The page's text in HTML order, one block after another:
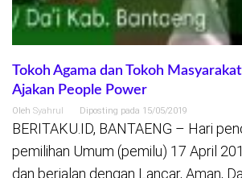
Tokoh Agama dan Tokoh
Ajakan People Power
Oleh Syahrul Diposting pada 15/05/2019
BERITAKU.ID, BANTAENG – Hari
pemilihan Umum (pemilu) 17 April
dan berjalan dengan Lancar, Aman,